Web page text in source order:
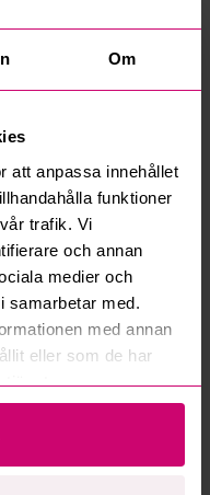
Om
att anpassa innehållet
funktioner
trafik. Vi
och annan
medier och
samarbetar med.
med annan
eller som de har
tjänster.